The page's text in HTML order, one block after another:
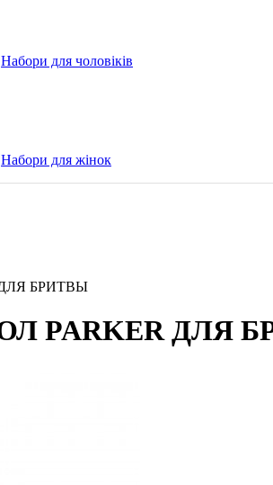
Набори для чоловіків
Набори для жінок
БРИТВЫ
PARKER ДЛЯ